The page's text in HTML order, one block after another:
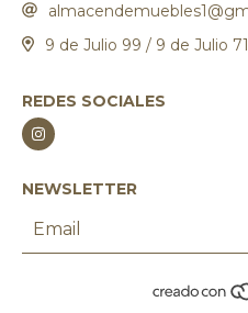
9 de Julio 99 / 9 de Julio
REDES SOCIALES
NEWSLETTER